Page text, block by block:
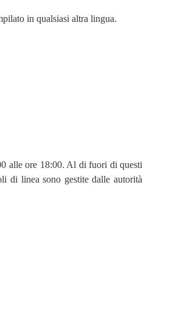
in qualsiasi altra lingua.
alle ore 18:00. Al di fuori di questi
di linea sono gestite dalle autorità